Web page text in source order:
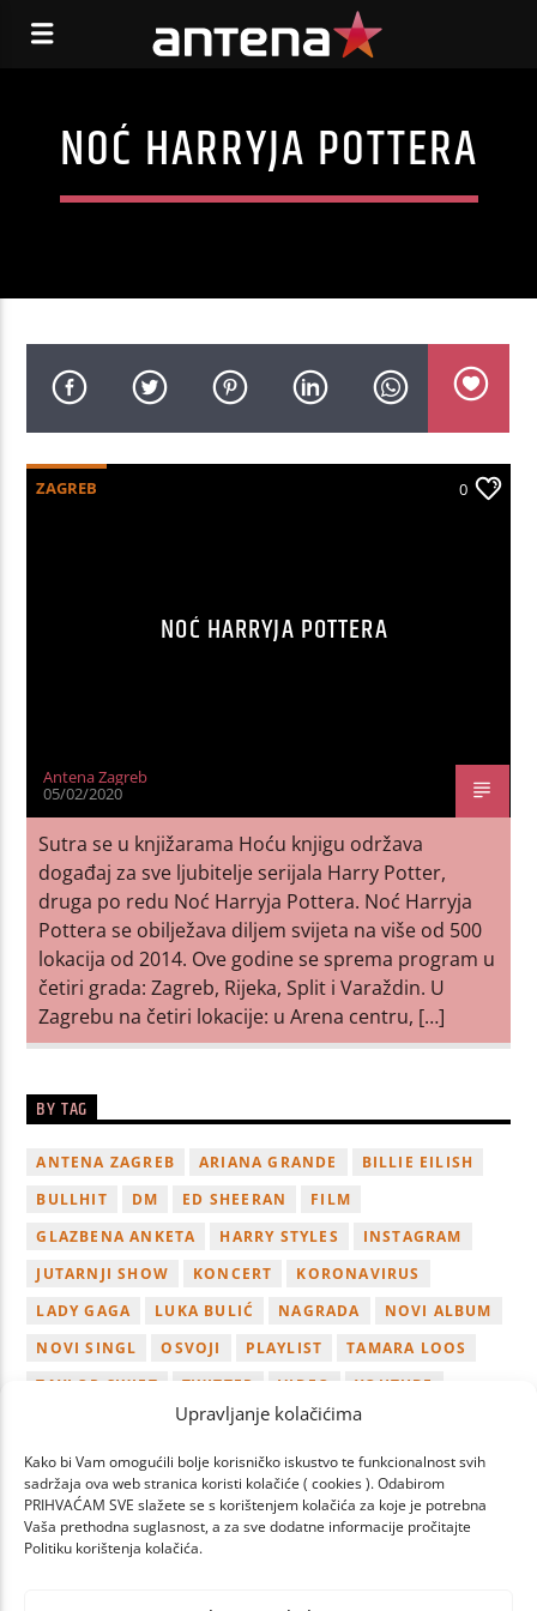
Upravljanje kolačićima
Kako bi Vam omogućili bolje korisničko iskustvo te funkcionalnost svih
sadržaja ova web stranica koristi kolačiće ( cookies ). Odabirom
PRIHVAĆAM SVE slažete se s korištenjem kolačića za koje je potrebna
Vaša prethodna suglasnost, a za sve dodatne informacije pročitajte
Politiku korištenja kolačića.
NOĆ HARRYJA POTTERA
ZAGREB 0
NOĆ HARRYJA POTTERA
Antena Zagreb
05/02/2020
Sutra se u knjižarama Hoću knjigu održava
događaj za sve ljubitelje serijala Harry Potter,
druga po redu Noć Harryja Pottera. Noć Harryja
Pottera se obilježava diljem svijeta na više od 500
lokacija od 2014. Ove godine se sprema program u
četiri grada: Zagreb, Rijeka, Split i Varaždin. U
Zagrebu na četiri lokacije: u Arena centru, […]
BY TAG
ANTENA ZAGREB ARIANA GRANDE
BILLIE EILISH
BULLHIT
DM ED SHEERAN
FILM
GLAZBENA ANKETA
HARRY STYLES
INSTAGRAM
JUTARNJI SHOW
KONCERT
KORONAVIRUS
LADY GAGA
LUKA BULIĆ NAGRADA
NOVI ALBUM
NOVI SINGL
OSVOJI PLAYLIST
TAMARA LOOS
TAYLOR SWIFT
TWITTER VIDEO
YOUTUBE